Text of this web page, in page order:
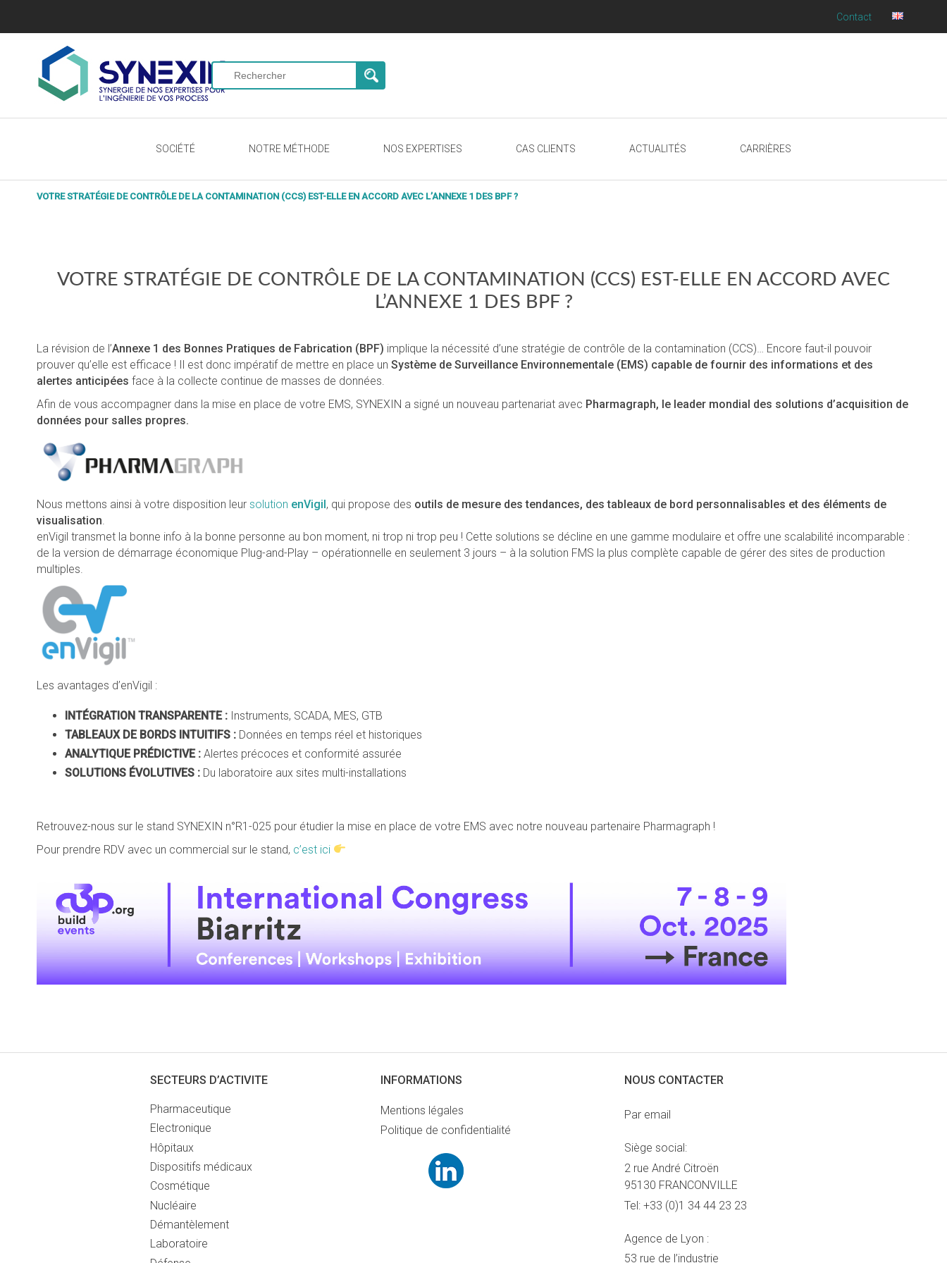
Contact
SOCIÉTÉ NOTRE MÉTHODE NOS EXPERTISES CAS CLIENTS ACTUALITÉS CARRIÈRES
VOTRE STRATÉGIE DE CONTRÔLE DE LA CONTAMINATION (CCS) EST-ELLE EN ACCORD AVEC L’ANNEXE 1 DES BPF ?
VOTRE STRATÉGIE DE CONTRÔLE DE LA CONTAMINATION (CCS) EST-ELLE EN ACCORD AVEC
L’ANNEXE 1 DES BPF ?
La révision de l’Annexe 1 des Bonnes Pratiques de Fabrication (BPF) implique la nécessité d’une stratégie de contrôle de la contamination (CCS)… Encore faut-il pouvoir
prouver qu’elle est efficace ! Il est donc impératif de mettre en place un Système de Surveillance Environnementale (EMS) capable de fournir des informations et des
alertes anticipées face à la collecte continue de masses de données.
Afin de vous accompagner dans la mise en place de votre EMS, SYNEXIN a signé un nouveau partenariat avec Pharmagraph, le leader mondial des solutions d’acquisition de
données pour salles propres.
Nous mettons ainsi à votre disposition leur solution enVigil, qui propose des outils de mesure des tendances, des tableaux de bord personnalisables et des éléments de
visualisation.
enVigil transmet la bonne info à la bonne personne au bon moment, ni trop ni trop peu ! Cette solutions se décline en une gamme modulaire et offre une scalabilité incomparable :
de la version de démarrage économique Plug-and-Play – opérationnelle en seulement 3 jours – à la solution FMS la plus complète capable de gérer des sites de production
multiples.
Les avantages d’enVigil :
INTÉGRATION TRANSPARENTE : Instruments, SCADA, MES, GTB
TABLEAUX DE BORDS INTUITIFS : Données en temps réel et historiques
ANALYTIQUE PRÉDICTIVE : Alertes précoces et conformité assurée
SOLUTIONS ÉVOLUTIVES : Du laboratoire aux sites multi-installations
Retrouvez-nous sur le stand SYNEXIN n°R1-025 pour étudier la mise en place de votre EMS avec notre nouveau partenaire Pharmagraph !
Pour prendre RDV avec un commercial sur le stand, c’est ici
SECTEURS D’ACTIVITE
Pharmaceutique
Electronique
Hôpitaux
Dispositifs médicaux
Cosmétique
Nucléaire
Démantèlement
Laboratoire
INFORMATIONS
Mentions légales
Politique de confidentialité
NOUS CONTACTER
Par email
Siège social:
2 rue André Citroën
95130 FRANCONVILLE
Tel: +33 (0)1 34 44 23 23
Agence de Lyon :
53 rue de l’industrie